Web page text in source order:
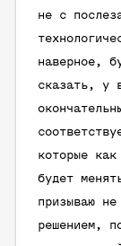
не с
наверное,
сказать, у
которые
будет
призываю
решением,